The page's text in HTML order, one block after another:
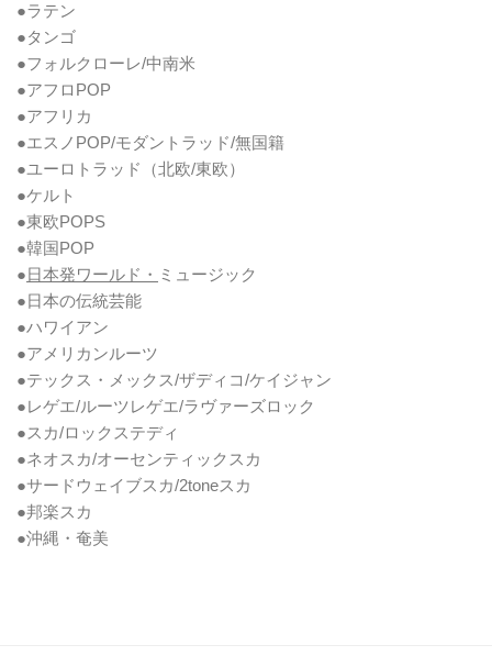
●ラテン
●タンゴ
●フォルクローレ/中南米
●アフロPOP
●アフリカ
●エスノPOP/モダントラッド/無国籍
●ユーロトラッド（北欧/東欧）
●ケルト
●東欧POPS
●韓国POP
●日本発ワールド・ ミュージック
●日本の伝統芸能
●ハワイアン
●アメリカンルーツ
●テックス・メックス/ザディコ/ケイジャン
●レゲエ/ルーツレゲエ/ラヴァーズロック
●スカ/ロックステディ
●ネオスカ/オーセンティックスカ
●サードウェイブスカ/2toneスカ
●邦楽スカ
●沖縄・奄美